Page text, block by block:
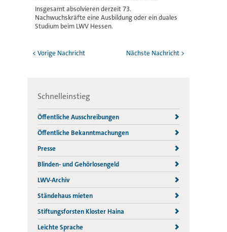
Insgesamt absolvieren derzeit 73.
Nachwuchskräfte eine Ausbildung oder ein duales
Studium beim LWV Hessen.
Nächste Nachricht >
< Vorige Nachricht
Schnelleinstieg
Öffentliche Ausschreibungen
Öffentliche Bekanntmachungen
Presse
Blinden- und Gehörlosengeld
LWV-Archiv
Ständehaus mieten
Stiftungsforsten Kloster Haina
Leichte Sprache